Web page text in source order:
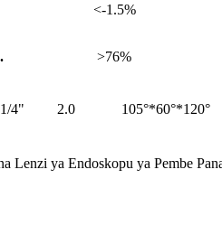
<-1.5%
>76%
1/4" 2.0 105°*60°*120°
Lenzi ya Endoskopu ya Pembe